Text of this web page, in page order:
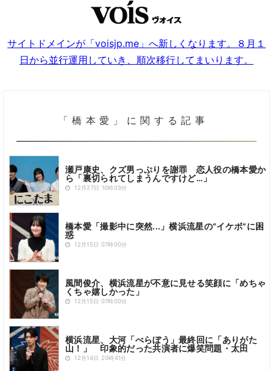
サイトドメインが「voisjp.me」へ新しくなります。８月１
日から並行運用していき、順次移行してまいります。
「橋本愛」に関する記事
瀬戸康史、クズ男っぷりを謝罪 恋人役の橋本愛か
ら「裏切られてしまうんですけど…」
12月27日 10時03分
橋本愛「撮影中に突然...」横浜流星の“イケボ”に困
惑
12月15日 07時00分
風間俊介、横浜流星が不意に見せる笑顔に「めちゃ
くちゃ嬉しかった」
12月15日 07時00分
横浜流星、大河「べらぼう」最終回に「ありがた
山！」 印象的だった共演者に爆笑問題・太田
12月14日 20時41分